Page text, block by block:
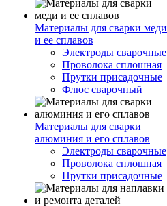
Материалы для сварки меди
и ее сплавов
Электроды сварочные
Проволока сплошная
Прутки присадочные
Флюс сварочный
Материалы для сварки
алюминия и его сплавов
Электроды сварочные
Проволока сплошная
Прутки присадочные